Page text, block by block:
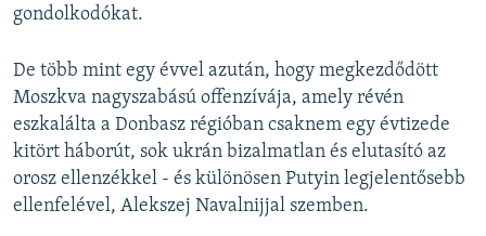
gondolkodókat.
De több mint egy évvel azután, hogy megkezdődött
Moszkva nagyszabású offenzívája, amely révén
eszkalálta a Donbasz régióban csaknem egy évtizede
kitört háborút, sok ukrán bizalmatlan és elutasító az
orosz ellenzékkel - és különösen Putyin legjelentősebb
ellenfelével, Alekszej Navalnijjal szemben.